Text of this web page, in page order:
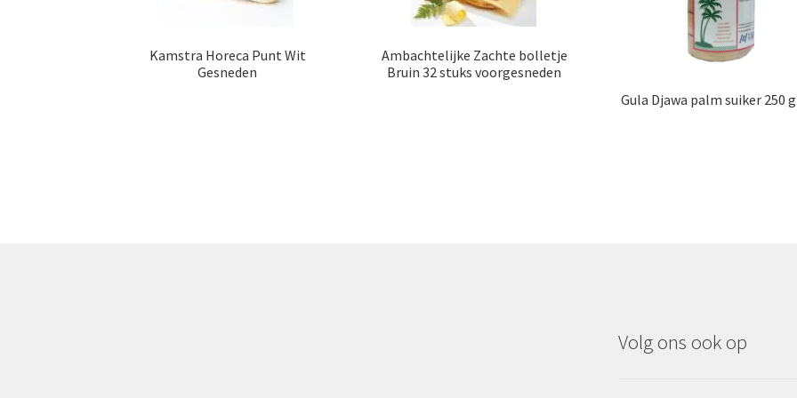
Kamstra Horeca Punt Wit
Gesneden
Ambachtelijke Zachte bolletje
Bruin 32 stuks voorgesneden
Gula Djawa palm suiker 250
Volg ons ook op